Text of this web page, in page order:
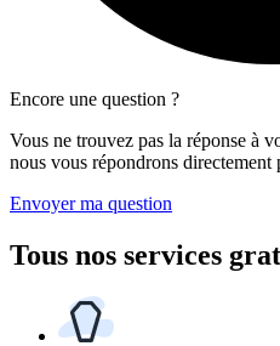
Encore une question ?
Vous ne trouvez pas la réponse à
nous vous répondrons directement
Envoyer ma question
Tous nos services